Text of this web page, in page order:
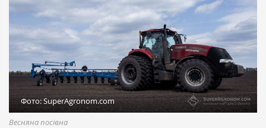
Фото: SuperAgronom.com
Весняна посівна